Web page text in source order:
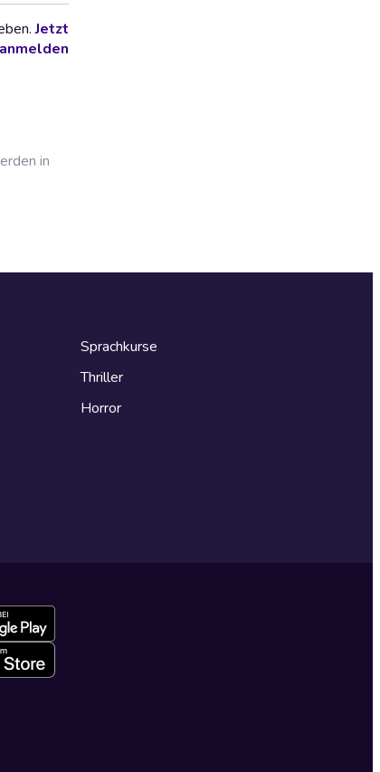
Jetzt
anmelden
in
Sprachkurse
Thriller
Horror